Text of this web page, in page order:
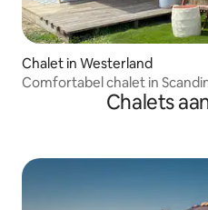
Chalet in Westerland
Comfortabel chalet in
Chalets